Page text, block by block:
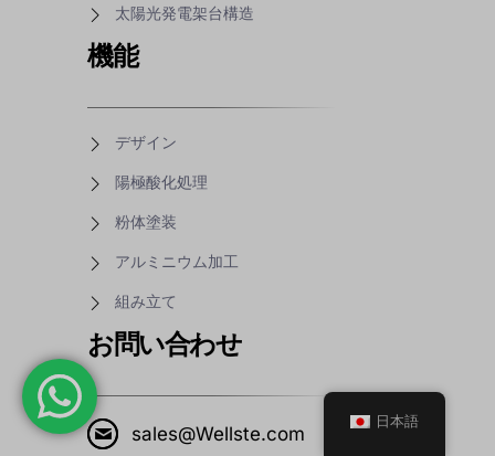
太陽光発電架台構造
機能
デザイン
陽極酸化処理
粉体塗装
アルミニウム加工
組み立て
お問い合わせ
sales@Wellste.com
日本語